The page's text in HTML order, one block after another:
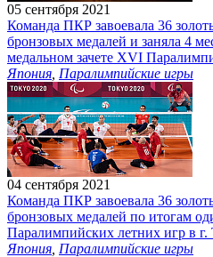
05 сентября 2021
Команда ПКР завоевала 36
бронзовых медалей и заняла 4
медальном зачете XVI
Япония Паралимпийские игры
04 сентября 2021
Команда ПКР завоевала 36
бронзовых медалей по итогам
Паралимпийских летних игр в г.
Япония Паралимпийские игры